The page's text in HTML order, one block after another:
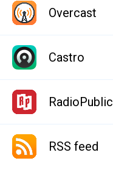
Overcast
Castro
RadioPublic
RSS feed